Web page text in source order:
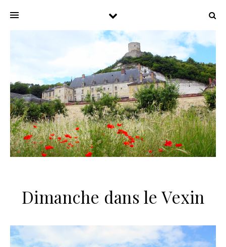
Dimanche dans le Vexin